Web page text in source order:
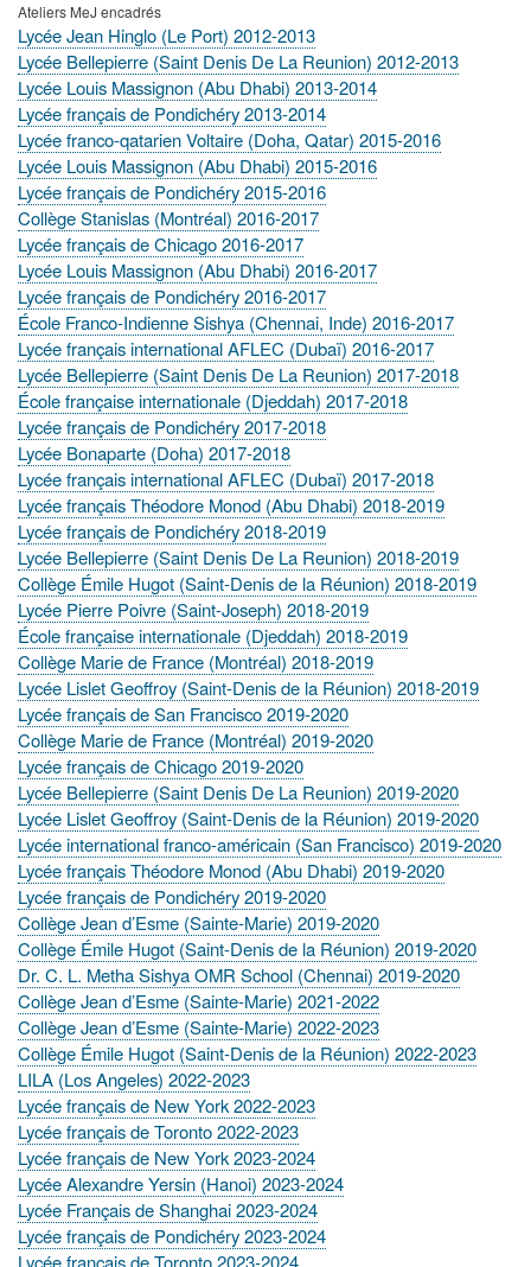
Ateliers MeJ encadrés
Lycée Jean Hinglo (Le Port) 2012-2013
Lycée Bellepierre (Saint Denis De La Reunion) 2012-2013
Lycée Louis Massignon (Abu Dhabi) 2013-2014
Lycée français de Pondichéry 2013-2014
Lycée franco-qatarien Voltaire (Doha, Qatar) 2015-2016
Lycée Louis Massignon (Abu Dhabi) 2015-2016
Lycée français de Pondichéry 2015-2016
Collège Stanislas (Montréal) 2016-2017
Lycée français de Chicago 2016-2017
Lycée Louis Massignon (Abu Dhabi) 2016-2017
Lycée français de Pondichéry 2016-2017
École Franco-Indienne Sishya (Chennai, Inde) 2016-2017
Lycée français international AFLEC (Dubaï) 2016-2017
Lycée Bellepierre (Saint Denis De La Reunion) 2017-2018
École française internationale (Djeddah) 2017-2018
Lycée français de Pondichéry 2017-2018
Lycée Bonaparte (Doha) 2017-2018
Lycée français international AFLEC (Dubaï) 2017-2018
Lycée français Théodore Monod (Abu Dhabi) 2018-2019
Lycée français de Pondichéry 2018-2019
Lycée Bellepierre (Saint Denis De La Reunion) 2018-2019
Collège Émile Hugot (Saint-Denis de la Réunion) 2018-2019
Lycée Pierre Poivre (Saint-Joseph) 2018-2019
École française internationale (Djeddah) 2018-2019
Collège Marie de France (Montréal) 2018-2019
Lycée Lislet Geoffroy (Saint-Denis de la Réunion) 2018-2019
Lycée français de San Francisco 2019-2020
Collège Marie de France (Montréal) 2019-2020
Lycée français de Chicago 2019-2020
Lycée Bellepierre (Saint Denis De La Reunion) 2019-2020
Lycée Lislet Geoffroy (Saint-Denis de la Réunion) 2019-2020
Lycée international franco-américain (San Francisco) 2019-2020
Lycée français Théodore Monod (Abu Dhabi) 2019-2020
Lycée français de Pondichéry 2019-2020
Collège Jean d’Esme (Sainte-Marie) 2019-2020
Collège Émile Hugot (Saint-Denis de la Réunion) 2019-2020
Dr. C. L. Metha Sishya OMR School (Chennai) 2019-2020
Collège Jean d’Esme (Sainte-Marie) 2021-2022
Collège Jean d’Esme (Sainte-Marie) 2022-2023
Collège Émile Hugot (Saint-Denis de la Réunion) 2022-2023
LILA (Los Angeles) 2022-2023
Lycée français de New York 2022-2023
Lycée français de Toronto 2022-2023
Lycée français de New York 2023-2024
Lycée Alexandre Yersin (Hanoi) 2023-2024
Lycée Français de Shanghai 2023-2024
Lycée français de Pondichéry 2023-2024
Lycée français de Toronto 2023-2024